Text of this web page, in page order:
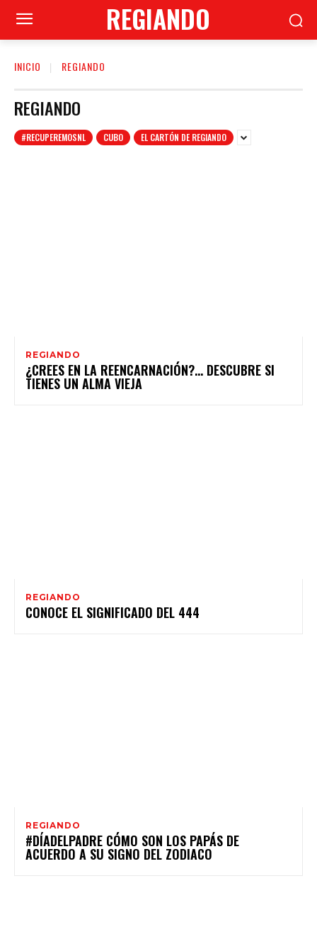
REGIANDO
INICIO REGIANDO
REGIANDO
#RECUPEREMOSNL CUBO EL CARTÓN DE REGIANDO
REGIANDO
¿CREES EN LA REENCARNACIÓN?… DESCUBRE SI
TIENES UN ALMA VIEJA
REGIANDO
CONOCE EL SIGNIFICADO DEL 444
REGIANDO
#DÍADELPADRE CÓMO SON LOS PAPÁS DE
ACUERDO A SU SIGNO DEL ZODIACO